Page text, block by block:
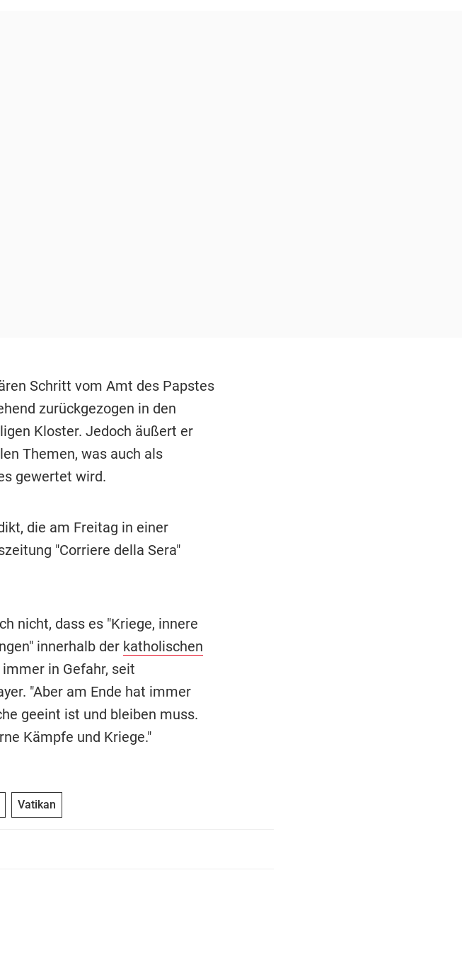
Schritt vom Amt des Papstes
zurückgezogen in den
Kloster. Jedoch äußert er
Themen, was auch als
gewertet wird.
die am Freitag in einer
"Corriere della Sera"
nicht, dass es "Kriege, innere
innerhalb der katholischen
in Gefahr, seit
"Aber am Ende hat immer
geeint ist und bleiben muss.
Kämpfe und Kriege."
Vatikan